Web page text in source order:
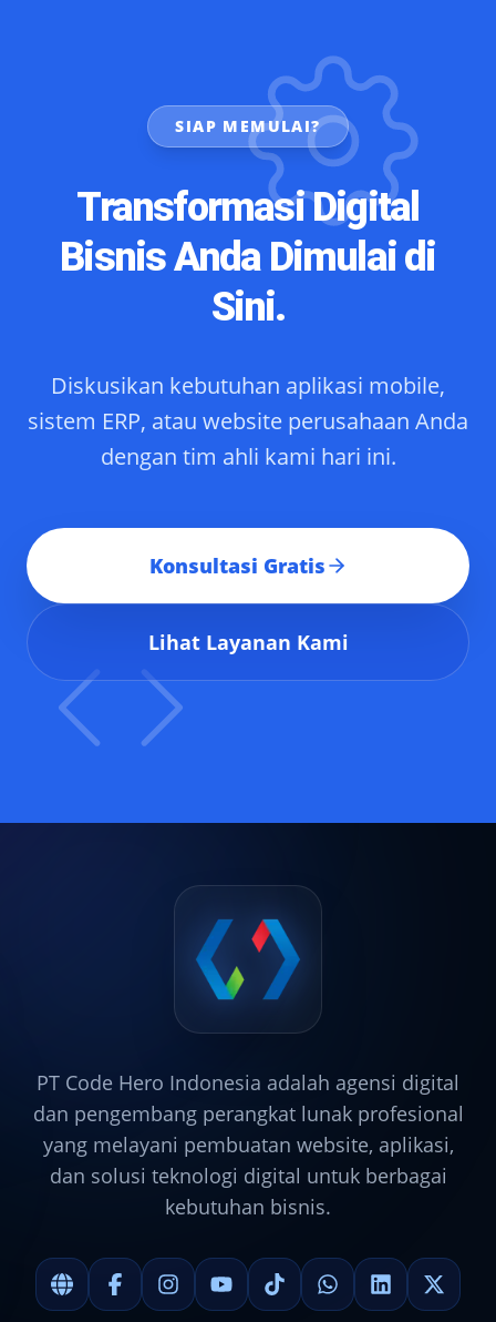
SIAP MEMULAI?
Transformasi Digital
Bisnis Anda Dimulai di
Sini.
Diskusikan kebutuhan aplikasi mobile,
sistem ERP, atau website perusahaan Anda
dengan tim ahli kami hari ini.
Konsultasi Gratis
Lihat Layanan Kami
PT Code Hero Indonesia adalah agensi digital
dan pengembang perangkat lunak profesional
yang melayani pembuatan website, aplikasi,
dan solusi teknologi digital untuk berbagai
kebutuhan bisnis.